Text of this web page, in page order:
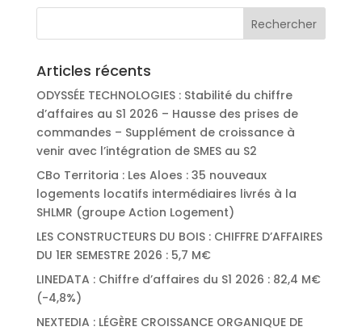
Articles récents
ODYSSÉE TECHNOLOGIES : Stabilité du chiffre
d’affaires au S1 2026 – Hausse des prises de
commandes – Supplément de croissance à
venir avec l’intégration de SMES au S2
CBo Territoria : Les Aloes : 35 nouveaux
logements locatifs intermédiaires livrés à la
SHLMR (groupe Action Logement)
LES CONSTRUCTEURS DU BOIS : CHIFFRE D’AFFAIRES
DU 1ER SEMESTRE 2026 : 5,7 M€
LINEDATA : Chiffre d’affaires du S1 2026 : 82,4 M€
(-4,8%)
NEXTEDIA : LÉGÈRE CROISSANCE ORGANIQUE DE